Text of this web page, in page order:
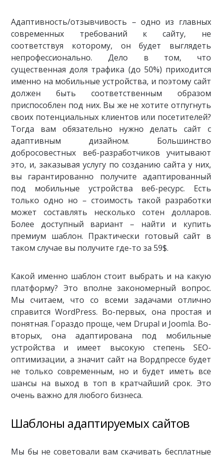
Адаптивность/отзывчивость – одно из главных
современных требований к сайту, не
соответствуя которому, он будет выглядеть
непрофессионально. Дело в том, что
существенная доля трафика (до 50%) приходится
именно на мобильные устройства, и поэтому сайт
должен быть соответственным образом
приспособлен под них. Вы же не хотите отпугнуть
своих потенциальных клиентов или посетителей?
Тогда вам обязательно нужно делать сайт с
адаптивным дизайном. Большинство
добросовестных веб-разработчиков учитывают
это, и, заказывая услугу по созданию сайта у них,
вы гарантированно получите адаптированный
под мобильные устройства веб-ресурс. Есть
только одно но – стоимость такой разработки
может составлять несколько сотен долларов.
Более доступный вариант – найти и купить
премиум шаблон. Практически готовый сайт в
таком случае вы получите где-то за 59$.
Какой именно шаблон стоит выбрать и на какую
платформу? Это вполне закономерный вопрос.
Мы считаем, что со всеми задачами отлично
справится WordPress. Во-первых, она простая и
понятная. Гораздо проще, чем Drupal и Joomla. Во-
вторых, она адаптирована под мобильные
устройства и имеет высокую степень SEO-
оптимизации, а значит сайт на Вордпрессе будет
не только современным, но и будет иметь все
шансы на выход в топ в кратчайший срок. Это
очень важно для любого бизнеса.
Шаблоны адаптируемых сайтов
Мы бы не советовали вам скачивать бесплатные